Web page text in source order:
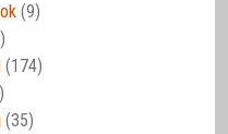
(9)
(174)
(35)